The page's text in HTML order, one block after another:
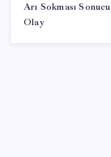
Arı Sokması
Olay